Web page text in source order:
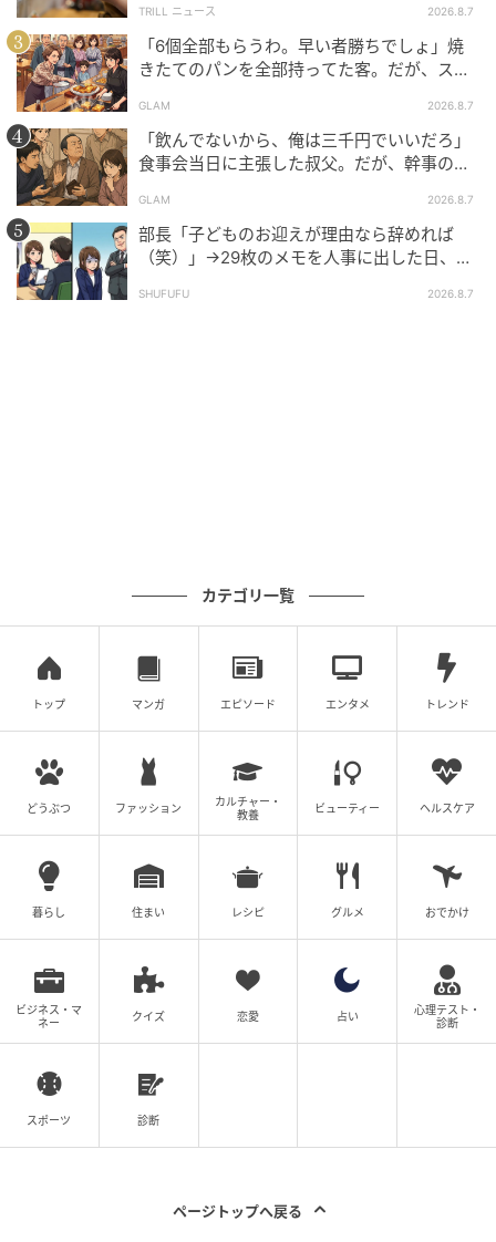
のほか長い時間を過ごせました。ふと見上げると、遺
影の叔父も私たちの他愛ない話を穏やかに聞いている
ように見えました。広い空間が温まったような気がし
て、一晩落ち着いて過ごすことができました。
翌朝早く、葬儀社の方が出勤すると、新聞とコーヒー
が差し入れられました。「お一人でご不便なかったで
すか？」と聞かれましたが、私が「遠方の子どもたち
がオンラインでお参りしてくれて、にぎやかに過ごせ
ましたよ」と応えると、担当の方は、「いやあ、そう
いう時代なんですねえ。でもよかったです」と安心さ
方の子どもたちでした。おかげであまり寂しさを感じ
くもりが叔父にも伝わったのではないかと感じまし
た。
※記事の内容は公開当時の情報であり、現在と異なる
場合があります。記事の内容は個人の感想です。
著者：森原あさみ／50代女性・会社員
※ベビーカレンダーが独自に実施したアンケートで集
めた読者様の体験談をもとに記事化しています（回答
時期：2026年3月）
※一部、AI生成画像を使用しています。
シニアカレンダー編集部では、自宅介護や老々介護、
決する記事を配信中。介護者やシニア世代の毎日がハ
ッピーになりますように！
シニアカレンダー編集部
せん」
TRILL ニュース 2026.8.7
「6個全部もらうわ。早い者勝ちでしょ」焼
きたてのパンを全部持ってた客。だが、スタ
GLAM 2026.8.7
「飲んでないから、俺は三千円でいいだろ」
食事会当日に主張した叔父。だが、幹事のい
GLAM 2026.8.7
部長「子どものお迎えが理由なら辞めれば
（笑）」→29枚のメモを人事に出した日、部
SHUFUFU 2026.8.7
カテゴリ一覧
トップ マンガ エピソード エンタメ トレンド
どうぶつ ファッション
カルチャー・
教養
ビューティー ヘルスケア
暮らし 住まい レシピ グルメ おでかけ
ビジネス・マ
ネー
クイズ 恋愛 占い
心理テスト・
診断
スポーツ 診断
ページトップへ戻る